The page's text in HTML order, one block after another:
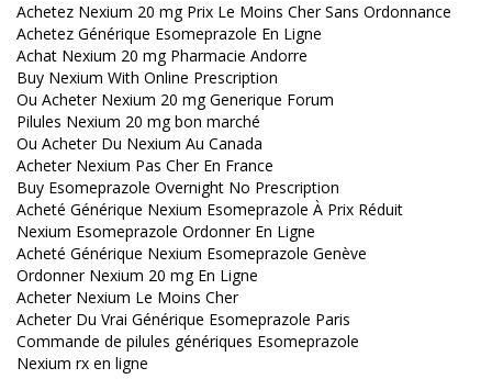
Achetez Nexium 20 mg Prix Le Moins Cher Sans Ordonnance
Achetez Générique Esomeprazole En Ligne
Achat Nexium 20 mg Pharmacie Andorre
Buy Nexium With Online Prescription
Ou Acheter Nexium 20 mg Generique Forum
Pilules Nexium 20 mg bon marché
Ou Acheter Du Nexium Au Canada
Acheter Nexium Pas Cher En France
Buy Esomeprazole Overnight No Prescription
Acheté Générique Nexium Esomeprazole À Prix Réduit
Nexium Esomeprazole Ordonner En Ligne
Acheté Générique Nexium Esomeprazole Genève
Ordonner Nexium 20 mg En Ligne
Acheter Nexium Le Moins Cher
Acheter Du Vrai Générique Esomeprazole Paris
Commande de pilules génériques Esomeprazole
Nexium rx en ligne